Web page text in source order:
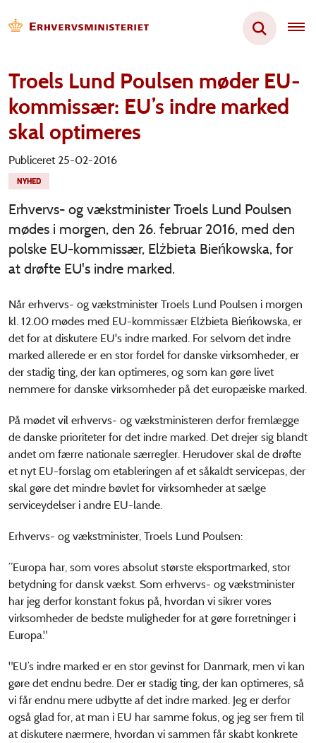
Troels Lund Poulsen møder EU-
kommissær: EU’s indre marked
skal optimeres
Publiceret 25-02-2016
NYHED
Erhvervs- og vækstminister Troels Lund Poulsen
mødes i morgen, den 26. februar 2016, med den
polske EU-kommissær, Elżbieta Bieńkowska, for
at drøfte EU's indre marked.
Når erhvervs- og vækstminister Troels Lund Poulsen i morgen
kl. 12.00 mødes med EU-kommissær Elżbieta Bieńkowska, er
det for at diskutere EU's indre marked. For selvom det indre
marked allerede er en stor fordel for danske virksomheder, er
der stadig ting, der kan optimeres, og som kan gøre livet
nemmere for danske virksomheder på det europæiske marked.
På mødet vil erhvervs- og vækstministeren derfor fremlægge
de danske prioriteter for det indre marked. Det drejer sig blandt
andet om færre nationale særregler. Herudover skal de drøfte
et nyt EU-forslag om etableringen af et såkaldt servicepas, der
skal gøre det mindre bøvlet for virksomheder at sælge
serviceydelser i andre EU-lande.
Erhvervs- og vækstminister, Troels Lund Poulsen:
”Europa har, som vores absolut største eksportmarked, stor
betydning for dansk vækst. Som erhvervs- og vækstminister
har jeg derfor konstant fokus på, hvordan vi sikrer vores
virksomheder de bedste muligheder for at gøre forretninger i
Europa."
"EU’s indre marked er en stor gevinst for Danmark, men vi kan
gøre det endnu bedre. Der er stadig ting, der kan optimeres, så
vi får endnu mere udbytte af det indre marked. Jeg er derfor
også glad for, at man i EU har samme fokus, og jeg ser frem til
at diskutere nærmere, hvordan vi sammen får skabt konkrete